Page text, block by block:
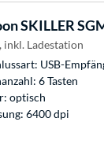
SKILLER
inkl. Ladestation
USB-
6 Tasten
optisch
6400 dpi